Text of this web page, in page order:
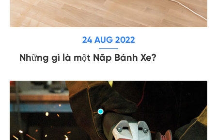
24 AUG 2022
Những gì là một Nắp Bánh Xe?